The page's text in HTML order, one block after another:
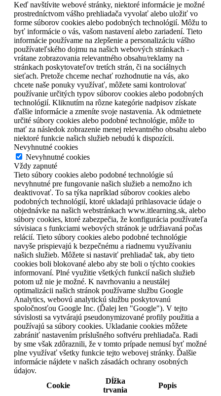
Keď navštívite webové stránky, niektoré informácie je možné
prostredníctvom vášho prehliadača vyvolať alebo uložiť vo
forme súborov cookies alebo podobných technológií. Môžu to
byť informácie o vás, vašom nastavení alebo zariadení. Tieto
informácie používame na zlepšenie a personalizáciu vášho
používateľského dojmu na našich webových stránkach -
vrátane zobrazovania relevantného obsahu/reklamy na
stránkach poskytovateľov tretích strán, či na sociálnych
sieťach. Pretože chceme nechať rozhodnutie na vás, ako
chcete naše ponuky využívať, môžete sami kontrolovať
používanie určitých typov súborov cookies alebo podobných
technológií. Kliknutím na rôzne kategórie nadpisov získate
ďalšie informácie a zmeníte svoje nastavenia. Ak odmietnete
určité súbory cookies alebo podobné technológie, môže to
mať za následok zobrazenie menej relevantného obsahu alebo
niektoré funkcie našich služieb nebudú k dispozícii.
Nevyhnutné cookies
Nevyhnutné cookies
Vždy zapnuté
Tieto súbory cookies alebo podobné technológie sú
nevyhnutné pre fungovanie našich služieb a nemožno ich
deaktivovať. To sa týka napríklad súborov cookies alebo
podobných technológií, ktoré ukladajú prihlasovacie údaje o
objednávke na našich webstránkach www.itlearning.sk, alebo
súbory cookies, ktoré zabezpečia, že konfigurácia používateľa
súvisiaca s funkciami webových stránok je udržiavaná počas
relácií. Tieto súbory cookies alebo podobné technológie
navyše prispievajú k bezpečnému a riadnemu využívaniu
našich služieb. Môžete si nastaviť prehliadač tak, aby tieto
cookies boli blokované alebo aby ste boli o týchto cookies
informovaní. Plné využitie všetkých funkcií našich služieb
potom už nie je možné. K navrhovaniu a neustálej
optimalizácii našich stránok používame službu Google
Analytics, webovú analytickú službu poskytovanú
spoločnosťou Google Inc. (Ďalej len "Google"). V tejto
súvislosti sa vytvárajú pseudonymizované profily použitia a
používajú sa súbory cookies. Ukladanie cookies môžete
zabrániť nastavením príslušného softvéru prehliadača. Radi
by sme však zdôraznili, že v tomto prípade nemusí byť možné
plne využívať všetky funkcie tejto webovej stránky. Ďalšie
informácie nájdete v našich zásadách ochrany osobných
údajov.
Cookie
Dĺžka
trvania
Popis